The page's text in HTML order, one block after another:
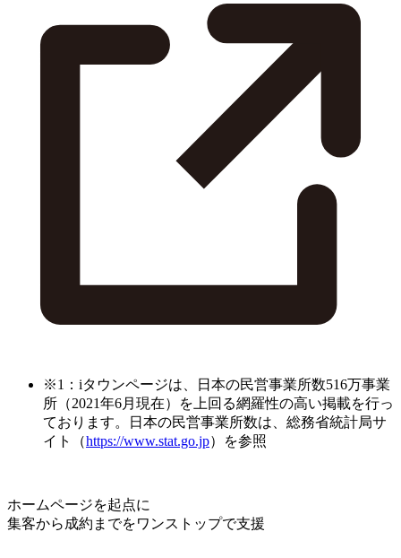
※1：iタウンページは、日本の民営事業所数516万事業
所（2021年6月現在）を上回る網羅性の高い掲載を行っ
ております。日本の民営事業所数は、総務省統計局サ
イト（https://www.stat.go.jp）を参照
ホームページを起点に
集客から成約までをワンストップで支援